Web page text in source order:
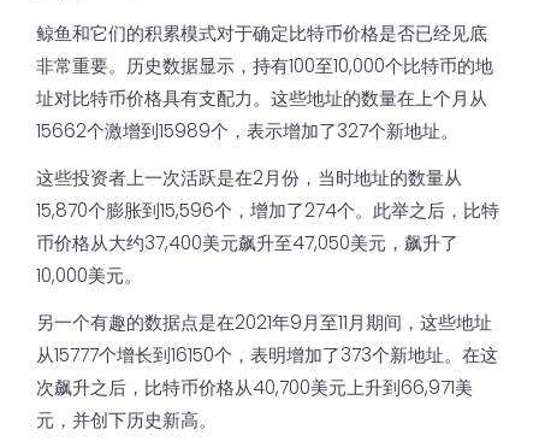
鲸鱼和它们的积累模式对于确定比特币价格是否已经见底
非常重要。历史数据显示，持有100至10,000个比特币的地
址对比特币价格具有支配力。这些地址的数量在上个月从
15662个激增到15989个，表示增加了327个新地址。
这些投资者上一次活跃是在2月份，当时地址的数量从
15,870个膨胀到15,596个，增加了274个。此举之后，比特
币价格从大约37,400美元飙升至47,050美元，飙升了
10,000美元。
另一个有趣的数据点是在2021年9月至11月期间，这些地址
从15777个增长到16150个，表明增加了373个新地址。在这
次飙升之后，比特币价格从40,700美元上升到66,971美
元，并创下历史新高。